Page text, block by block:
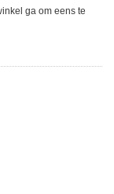
ga om eens te